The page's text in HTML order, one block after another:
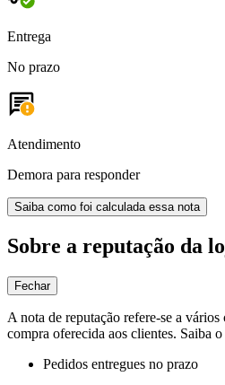
Entrega
No prazo
Atendimento
Demora para responder
Saiba como foi calculada essa nota
Sobre a reputação da
Fechar
A nota de reputação refere-se a
compra oferecida aos clientes. Saiba
Pedidos entregues no prazo